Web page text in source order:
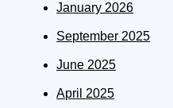
January 2026
September 2025
June 2025
April 2025